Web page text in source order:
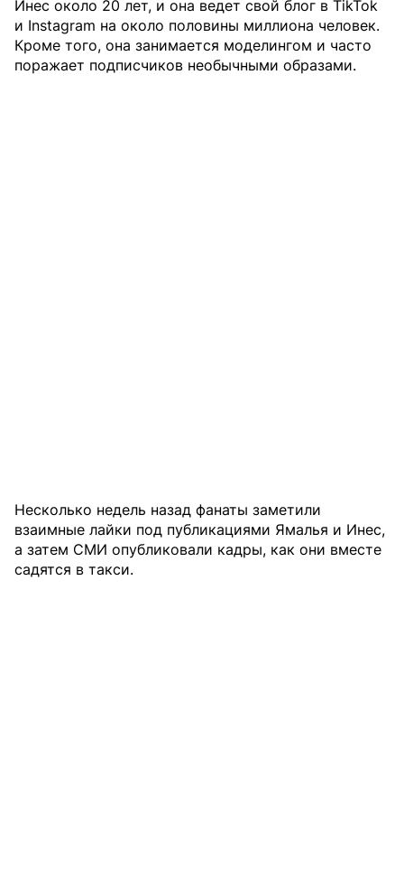
Инес около 20 лет, и она ведет свой блог в TikTok
и Instagram на около половины миллиона человек.
Кроме того, она занимается моделингом и часто
поражает подписчиков необычными образами.
Несколько недель назад фанаты заметили
взаимные лайки под публикациями Ямалья и Инес,
а затем СМИ опубликовали кадры, как они вместе
садятся в такси.